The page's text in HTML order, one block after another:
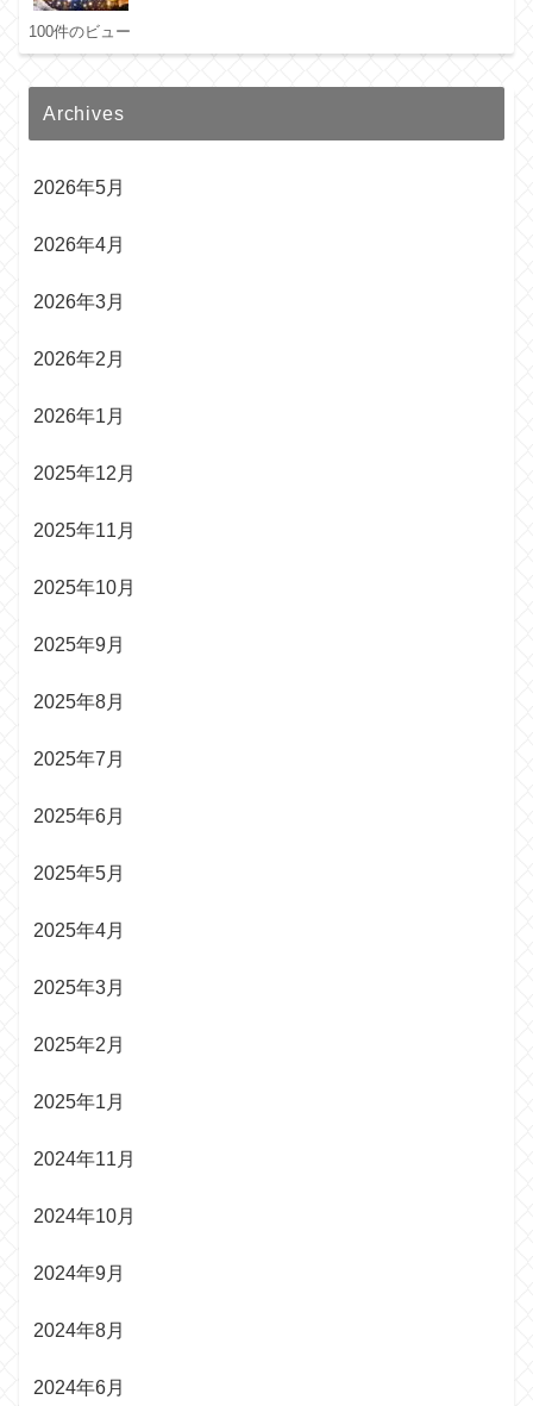
100件のビュー
Archives
2026年5月
2026年4月
2026年3月
2026年2月
2026年1月
2025年12月
2025年11月
2025年10月
2025年9月
2025年8月
2025年7月
2025年6月
2025年5月
2025年4月
2025年3月
2025年2月
2025年1月
2024年11月
2024年10月
2024年9月
2024年8月
2024年6月